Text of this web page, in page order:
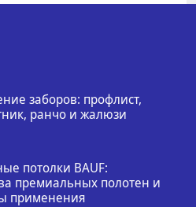
заборов: профлист,
ранчо и жалюзи
потолки BAUF:
премиальных полотен и
применения